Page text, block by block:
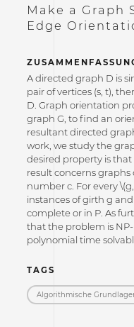
Make a Graph
Edge
A directed graph D is
pair of vertices (s, t),
D. Graph orientation
graph G, to find an
resultant directed
work, we study the
desired property is
result concerns
number c. For every
instances of girth g
complete or in P. As
that the problem is
polynomial time
TAGS
Algorithmische